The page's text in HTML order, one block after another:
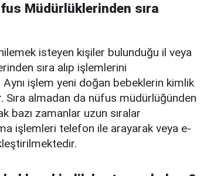
Müdürlüklerinden sıra
isteyen kişiler bulunduğu il veya
sıra alıp işlemlerini
işlem yeni doğan bebeklerin kimlik
Sıra almadan da nüfus müdürlüğünden
bazı zamanlar uzun sıralar
işlemleri telefon ile arayarak veya e-